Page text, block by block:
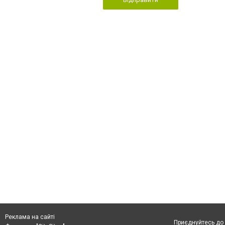
Реклама на сайті
Приєднуйтесь до